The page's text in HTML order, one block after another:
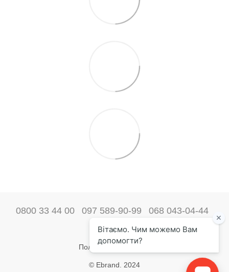
0800 33 44 00 097 589-90-99 068 043-04-44
Наши контакты
Полная версия сайта
© Ebrand. 2024